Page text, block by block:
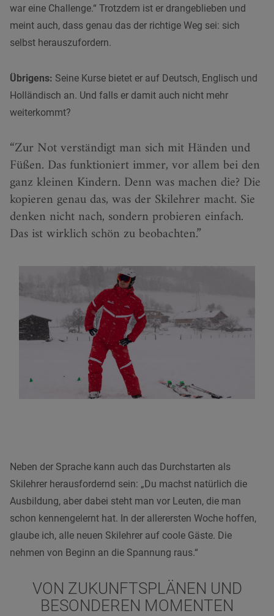
war eine Challenge.“ Trotzdem ist er drangeblieben und
meint auch, dass genau das der richtige Weg sei: sich
selbst herauszufordern.
Übrigens: Seine Kurse bietet er auf Deutsch, Englisch und
Holländisch an. Und falls er damit auch nicht mehr
weiterkommt?
Zur Not verständigt man sich mit Händen und
Füßen. Das funktioniert immer, vor allem bei den
ganz kleinen Kindern. Denn was machen die? Die
kopieren genau das, was der Skilehrer macht. Sie
denken nicht nach, sondern probieren einfach.
Das ist wirklich schön zu beobachten.
Neben der Sprache kann auch das Durchstarten als
Skilehrer herausfordernd sein: „Du machst natürlich die
Ausbildung, aber dabei steht man vor Leuten, die man
schon kennengelernt hat. In der allerersten Woche hoffen,
glaube ich, alle neuen Skilehrer auf coole Gäste. Die
nehmen von Beginn an die Spannung raus.“
VON ZUKUNFTSPLÄNEN UND
BESONDEREN MOMENTEN